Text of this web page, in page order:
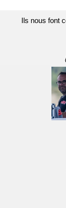
Ils nous font